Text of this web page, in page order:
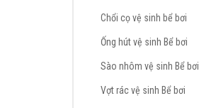
Chổi cọ vệ sinh bể bơi
Ống hút vệ sinh Bể bơi
Sào nhôm vệ sinh Bể bơi
Vợt rác vệ sinh Bể bơi